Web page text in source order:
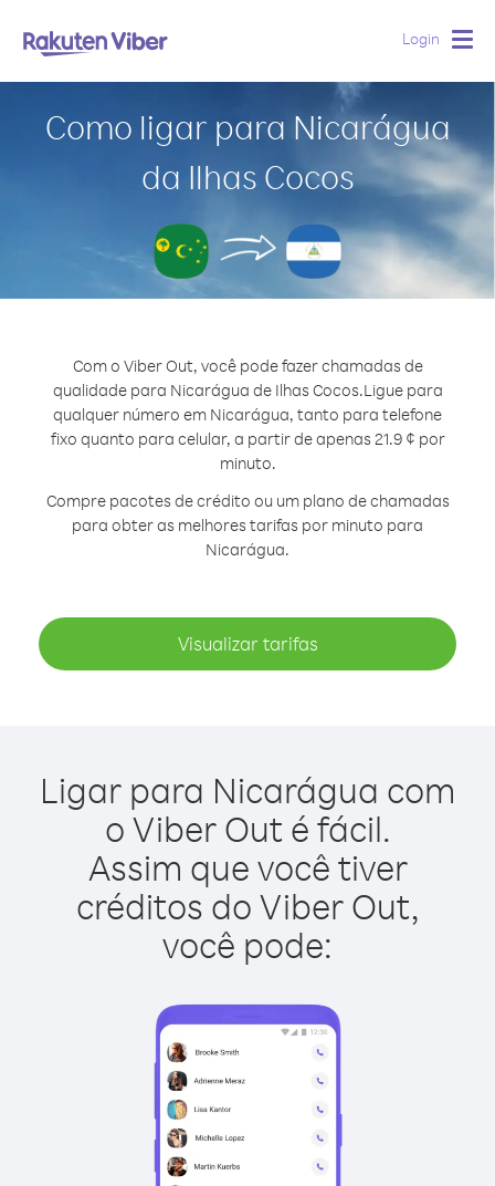
Login
Como ligar para Nicarágua
da Ilhas Cocos
Com o Viber Out, você pode fazer chamadas de
qualidade para Nicarágua de Ilhas Cocos.Ligue para
qualquer número em Nicarágua, tanto para telefone
fixo quanto para celular, a partir de apenas 21.9 ¢ por
minuto.
Compre pacotes de crédito ou um plano de chamadas
para obter as melhores tarifas por minuto para
Nicarágua.
Visualizar tarifas
Ligar para Nicarágua com
o Viber Out é fácil.
Assim que você tiver
créditos do Viber Out,
você pode: